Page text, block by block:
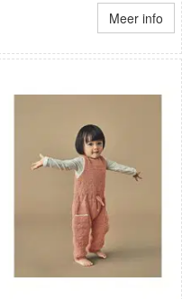
Meer info